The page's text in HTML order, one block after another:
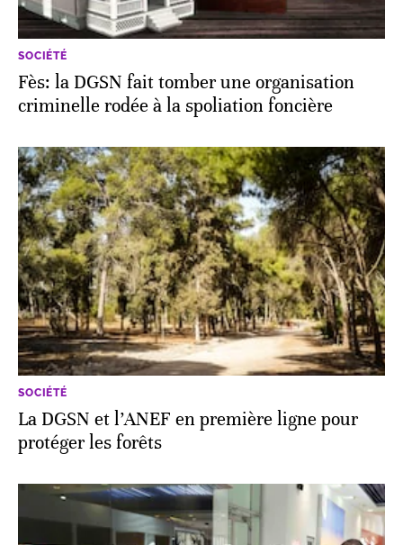
SOCIÉTÉ
Fès: la DGSN fait tomber une organisation
criminelle rodée à la spoliation foncière
SOCIÉTÉ
La DGSN et l’ANEF en première ligne pour
protéger les forêts